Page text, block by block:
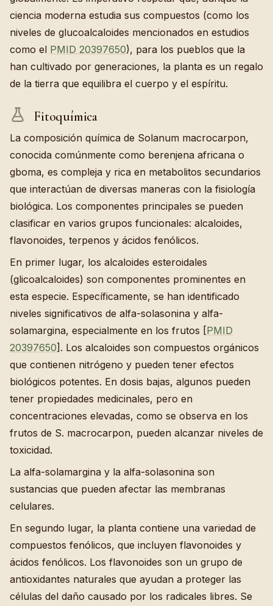
ciencia moderna estudia sus compuestos (como los
niveles de glucoalcaloides mencionados en estudios
como el PMID 20397650), para los pueblos que la
han cultivado por generaciones, la planta es un regalo
de la tierra que equilibra el cuerpo y el espíritu.
Fitoquímica
La composición química de Solanum macrocarpon,
conocida comúnmente como berenjena africana o
gboma, es compleja y rica en metabolitos secundarios
que interactúan de diversas maneras con la fisiología
biológica. Los componentes principales se pueden
clasificar en varios grupos funcionales: alcaloides,
flavonoides, terpenos y ácidos fenólicos.
En primer lugar, los alcaloides esteroidales
(glicoalcaloides) son componentes prominentes en
esta especie. Específicamente, se han identificado
niveles significativos de alfa-solasonina y alfa-
solamargina, especialmente en los frutos [PMID
20397650]. Los alcaloides son compuestos orgánicos
que contienen nitrógeno y pueden tener efectos
biológicos potentes. En dosis bajas, algunos pueden
tener propiedades medicinales, pero en
concentraciones elevadas, como se observa en los
frutos de S. macrocarpon, pueden alcanzar niveles de
toxicidad.
La alfa-solamargina y la alfa-solasonina son
sustancias que pueden afectar las membranas
celulares.
En segundo lugar, la planta contiene una variedad de
compuestos fenólicos, que incluyen flavonoides y
ácidos fenólicos. Los flavonoides son un grupo de
antioxidantes naturales que ayudan a proteger las
células del daño causado por los radicales libres. Se